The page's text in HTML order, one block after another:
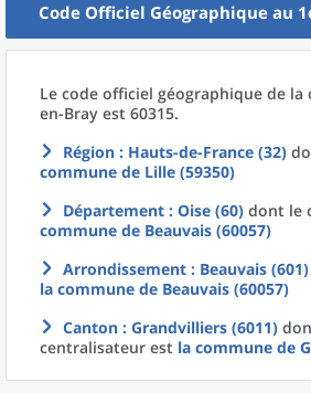
Code Officiel Géographique au
Le code officiel géographique de la
en-Bray est 60315.
Région : Hauts-de-France (32)
commune de Lille (59350)
Département : Oise (60) dont le
commune de Beauvais (60057)
Arrondissement : Beauvais (601)
la commune de Beauvais (60057)
Canton : Grandvilliers (6011)
centralisateur est la commune de